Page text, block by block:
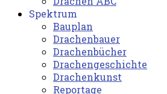
Spektrum
Bauplan
Drachenbauer
Drachenbücher
Drachengeschichte
Drachenkunst
Reportage